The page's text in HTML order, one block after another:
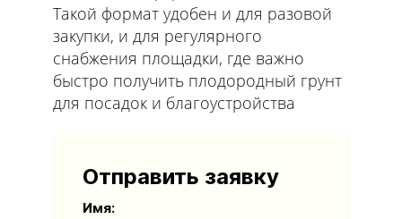
Такой формат удобен и для разовой
закупки, и для регулярного
снабжения площадки, где важно
быстро получить плодородный грунт
для посадок и благоустройства
Отправить заявку
Имя: